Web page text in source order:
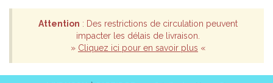
Attention : Des restrictions de circulation peuvent
impacter les délais de livraison.
» Cliquez ici pour en savoir plus «